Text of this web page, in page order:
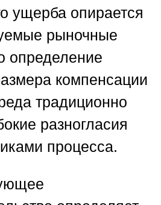
ущерба опирается
рыночные
определение
компенсации
традиционно
разногласия
процесса.